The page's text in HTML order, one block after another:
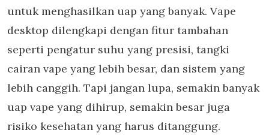
untuk menghasilkan uap yang banyak. Vape
desktop dilengkapi dengan fitur tambahan
seperti pengatur suhu yang presisi, tangki
cairan vape yang lebih besar, dan sistem yang
lebih canggih. Tapi jangan lupa, semakin banyak
uap vape yang dihirup, semakin besar juga
risiko kesehatan yang harus ditanggung.